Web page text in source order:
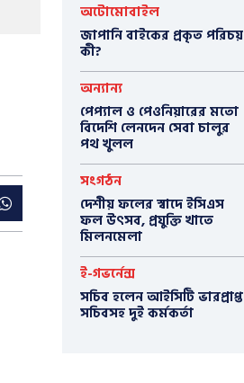
অটোমোবাইল
​জাপানি বাইকের প্রকৃত পরিচয়
কী?
অন্যান্য
পেপ্যাল ও পেওনিয়ারের মতো
বিদেশি লেনদেন সেবা চালুর
পথ খুলল
সংগঠন
দেশীয় ফলের স্বাদে ইসিএস
ফল উৎসব, প্রযুক্তি খাতে
মিলনমেলা
ই-গভর্নেন্স
সচিব হলেন আইসিটি ভারপ্রাপ্ত
সচিবসহ দুই কর্মকর্তা